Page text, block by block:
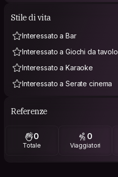
Stile di vita
Interessato a Bar
Interessato a Giochi da tavolo
Interessato a Karaoke
Interessato a Serate cinema
Referenze
0
Totale
0
Viaggiatori